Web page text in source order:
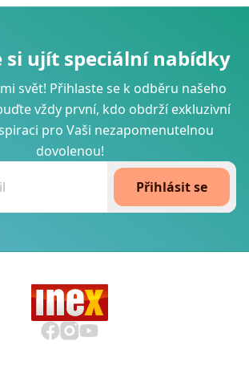
si ujít speciální nabídky
svět! Přihlaste se k odběru našeho
vždy první, kdo obdrží exkluzivní
pro Vaši nezapomenutelnou
dovolenou!
Přihlásit se